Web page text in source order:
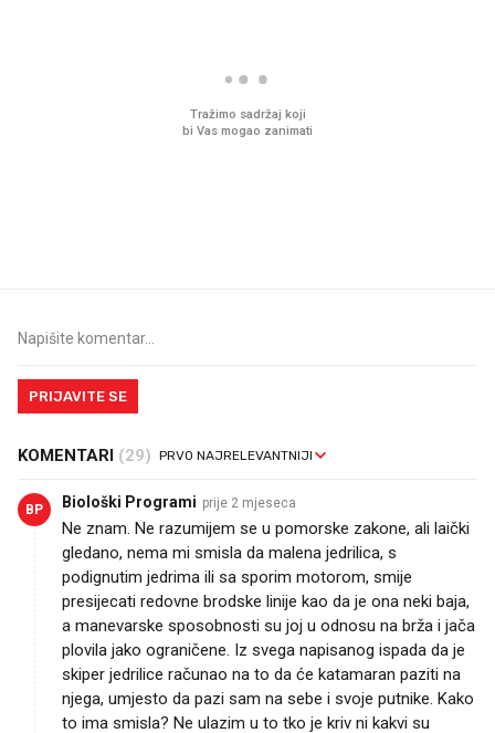
PRIJAVITE SE
KOMENTARI (29)
BP Biološki Programi prije 2 mjeseca
Ne znam. Ne razumijem se u pomorske zakone, ali laički
gledano, nema mi smisla da malena jedrilica, s
podignutim jedrima ili sa sporim motorom, smije
presijecati redovne brodske linije kao da je ona neki baja,
a manevarske sposobnosti su joj u odnosu na brža i jača
plovila jako ograničene. Iz svega napisanog ispada da je
skiper jedrilice računao na to da će katamaran paziti na
njega, umjesto da pazi sam na sebe i svoje putnike. Kako
to ima smisla? Ne ulazim u to tko je kriv ni kakvi su